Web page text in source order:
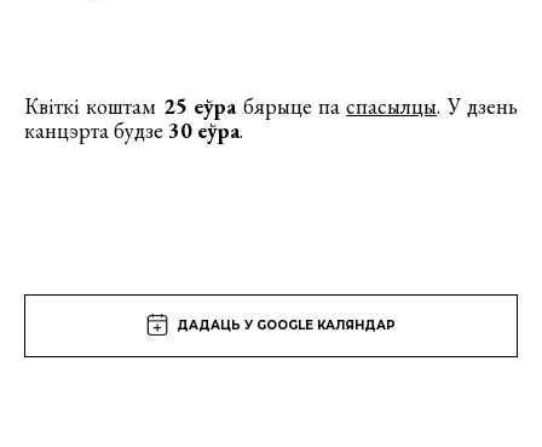
Квіткі коштам 25 еўрабярыце паспасылцы. У дзень
канцэрта будзе 30 еўра.
ДАДАЦЬ У GOOGLE КАЛЯНДАР